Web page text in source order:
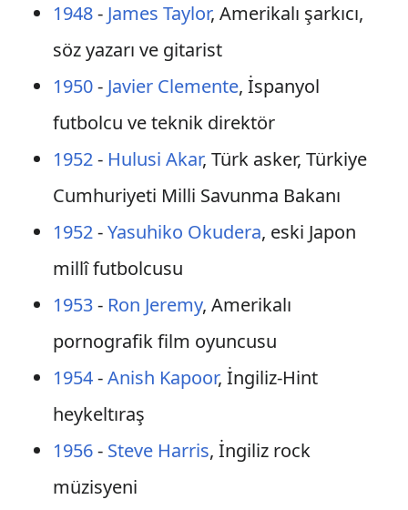
1948- James Taylor, Amerikalı şarkıcı,
söz yazarı ve gitarist
1950- Javier Clemente, İspanyol
futbolcu ve teknik direktör
1952- Hulusi Akar, Türk asker, Türkiye
Cumhuriyeti Milli Savunma Bakanı
1952-Yasuhiko Okudera, eski Japon
millî futbolcusu
1953- Ron Jeremy, Amerikalı
pornografik film oyuncusu
1954-Anish Kapoor, İngiliz-Hint
heykeltıraş
1956- Steve Harris, İngiliz rock
müzisyeni